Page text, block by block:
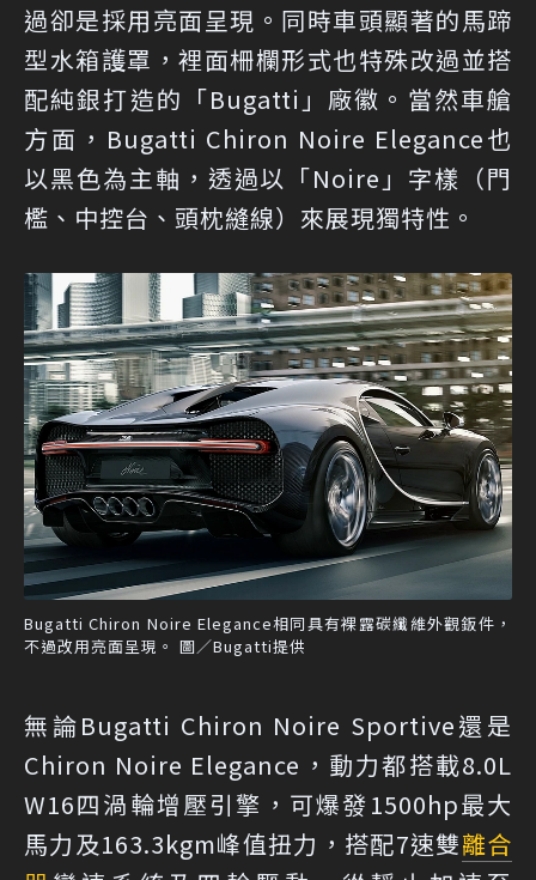
過卻是採用亮面呈現。同時車頭顯著的馬蹄
型水箱護罩，裡面柵欄形式也特殊改過並搭
配純銀打造的「Bugatti」廠徽。當然車艙
方面，Bugatti Chiron Noire Elegance也
以黑色為主軸，透過以「Noire」字樣（門
檻、中控台、頭枕縫線）來展現獨特性。
Bugatti Chiron Noire Elegance相同具有裸露碳纖維外觀鈑件，
不過改用亮面呈現。 圖／Bugatti提供
無論Bugatti Chiron Noire Sportive還是
Chiron Noire Elegance，動力都搭載8.0L
W16四渦輪增壓引擎，可爆發1500hp最大
馬力及163.3kgm峰值扭力，搭配7速雙離合